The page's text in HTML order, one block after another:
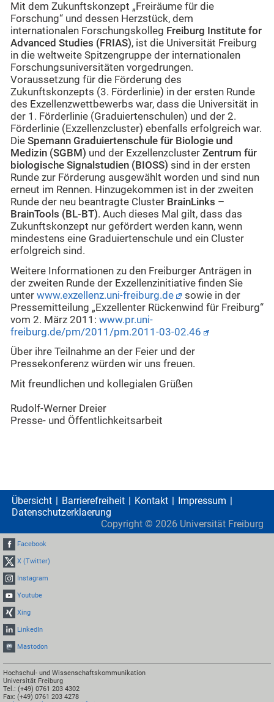
Mit dem Zukunftskonzept „Freiräume für die
Forschung“ und dessen Herzstück, dem
internationalen Forschungskolleg Freiburg Institute for
Advanced Studies (FRIAS), ist die Universität Freiburg
in die weltweite Spitzengruppe der internationalen
Forschungsuniversitäten vorgedrungen.
Voraussetzung für die Förderung des
Zukunftskonzepts (3. Förderlinie) in der ersten Runde
des Exzellenzwettbewerbs war, dass die Universität in
der 1. Förderlinie (Graduiertenschulen) und der 2.
Förderlinie (Exzellenzcluster) ebenfalls erfolgreich war.
Die Spemann Graduiertenschule für Biologie und
Medizin (SGBM) und der Exzellenzcluster Zentrum für
biologische Signalstudien (BIOSS) sind in der ersten
Runde zur Förderung ausgewählt worden und sind nun
erneut im Rennen. Hinzugekommen ist in der zweiten
Runde der neu beantragte Cluster BrainLinks –
BrainTools (BL-BT). Auch dieses Mal gilt, dass das
Zukunftskonzept nur gefördert werden kann, wenn
mindestens eine Graduiertenschule und ein Cluster
erfolgreich sind.
Weitere Informationen zu den Freiburger Anträgen in
der zweiten Runde der Exzellenzinitiative finden Sie
unter www.exzellenz.uni-freiburg.de
sowie in der
Pressemitteilung „Exzellenter Rückenwind für Freiburg“
vom 2. März 2011: www.pr.uni-
freiburg.de/pm/2011/pm.2011-03-02.46
Über ihre Teilnahme an der Feier und der
Pressekonferenz würden wir uns freuen.
Mit freundlichen und kollegialen Grüßen
Rudolf-Werner Dreier
Presse- und Öffentlichkeitsarbeit
Übersicht Barrierefreiheit Kontakt
Impressum
Datenschutzerklaerung
Copyright © 2026 Universität Freiburg
Facebook
X (Twitter)
Instagram
Youtube
Xing
LinkedIn
Mastodon
Hochschul- und Wissenschaftskommunikation
Universität Freiburg
Tel.: (+49) 0761 203 4302
Fax: (+49) 0761 203 4278